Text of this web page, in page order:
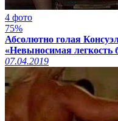
4 фото
75%
Абсолютно голая
«Невыносимая легкость
07.04.2019